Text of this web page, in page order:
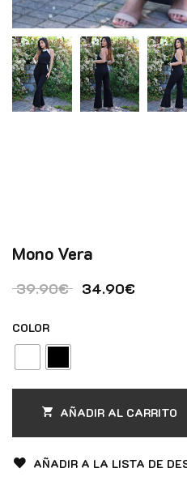
Mono Vera
39.90€ El precio
34.90€El
COLOR
AÑADIR AL CARRITO
AÑADIR A LA LISTA DE